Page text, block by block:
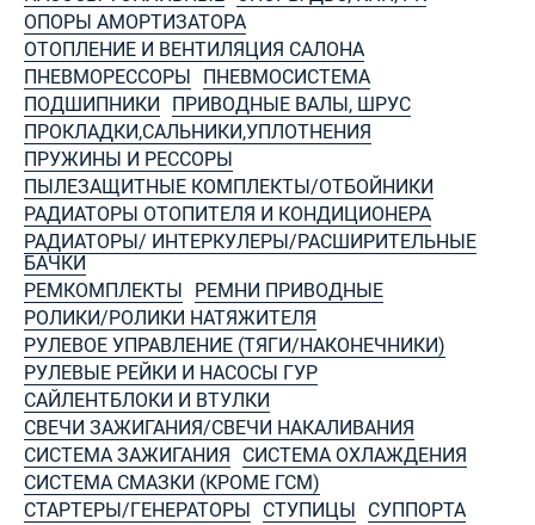
ОПОРЫ АМОРТИЗАТОРА
ОТОПЛЕНИЕ И ВЕНТИЛЯЦИЯ САЛОНА
ПНЕВМОРЕССОРЫ
ПНЕВМОСИСТЕМА
ПОДШИПНИКИ
ПРИВОДНЫЕ ВАЛЫ, ШРУС
ПРОКЛАДКИ,САЛЬНИКИ,УПЛОТНЕНИЯ
ПРУЖИНЫ И РЕССОРЫ
ПЫЛЕЗАЩИТНЫЕ КОМПЛЕКТЫ/ОТБОЙНИКИ
РАДИАТОРЫ ОТОПИТЕЛЯ И КОНДИЦИОНЕРА
РАДИАТОРЫ/ ИНТЕРКУЛЕРЫ/РАСШИРИТЕЛЬНЫЕ
БАЧКИ
РЕМКОМПЛЕКТЫ
РЕМНИ ПРИВОДНЫЕ
РОЛИКИ/РОЛИКИ НАТЯЖИТЕЛЯ
РУЛЕВОЕ УПРАВЛЕНИЕ (ТЯГИ/НАКОНЕЧНИКИ)
РУЛЕВЫЕ РЕЙКИ И НАСОСЫ ГУР
САЙЛЕНТБЛОКИ И ВТУЛКИ
СВЕЧИ ЗАЖИГАНИЯ/СВЕЧИ НАКАЛИВАНИЯ
СИСТЕМА ЗАЖИГАНИЯ
СИСТЕМА ОХЛАЖДЕНИЯ
СИСТЕМА СМАЗКИ (КРОМЕ ГСМ)
СТАРТЕРЫ/ГЕНЕРАТОРЫ
СТУПИЦЫ
СУППОРТА